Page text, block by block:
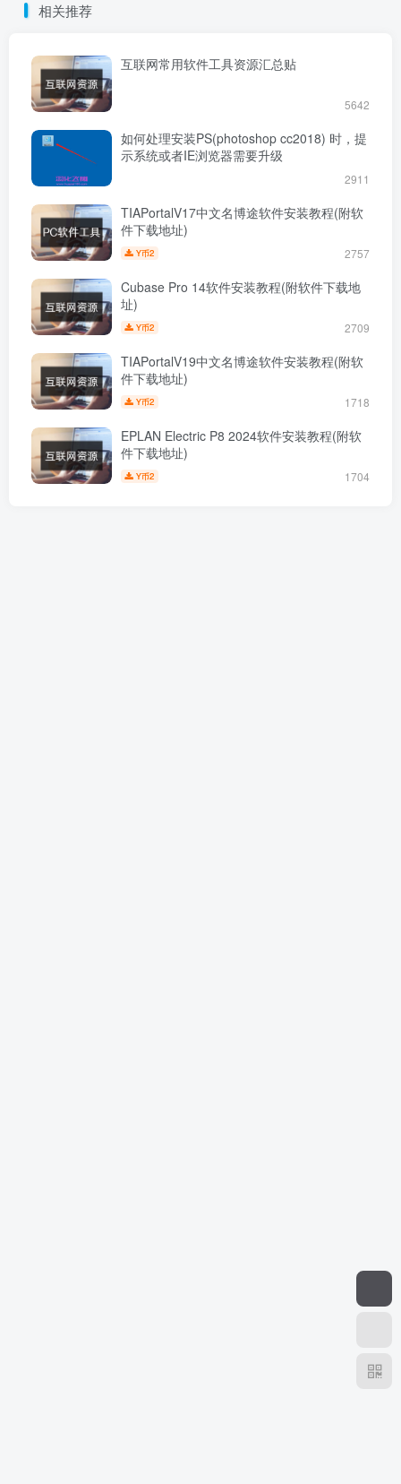
相关推荐
互联网常用软件工具资源汇总贴
5642
如何处理安装PS(photoshop cc2018) 时，提
示系统或者IE浏览器需要升级
2911
TIAPortalV17中文名博途软件安装教程(附软
件下载地址)
Y币2 2757
Cubase Pro 14软件安装教程(附软件下载地
址)
Y币2 2709
TIAPortalV19中文名博途软件安装教程(附软
件下载地址)
Y币2 1718
EPLAN Electric P8 2024软件安装教程(附软
件下载地址)
Y币2 1704